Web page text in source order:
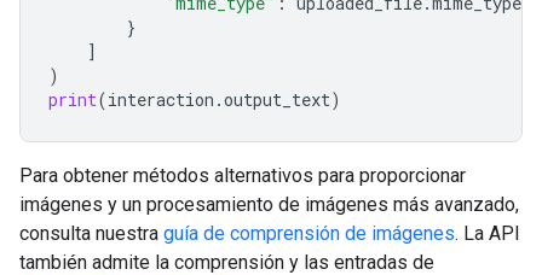
}
]
)
print(interaction .output_text)
Para obtener métodos alternativos para proporcionar
imágenes y un procesamiento de imágenes más avanzado,
consulta nuestra guía de comprensión de imágenes. La API
también admite la comprensión y las entradas de